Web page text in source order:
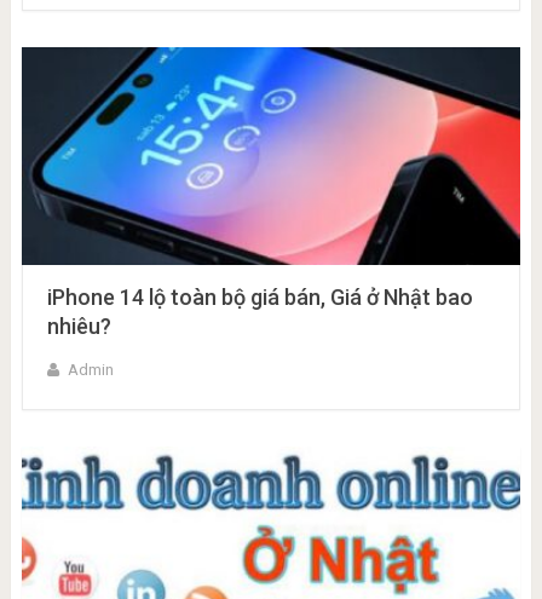
iPhone 14 lộ toàn bộ giá bán, Giá ở Nhật bao
nhiêu?
Admin